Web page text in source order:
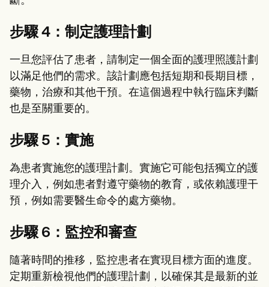
步驟 4：制定護理計劃
一旦您評估了患者，請制定一個全面的護理照護計劃
以滿足他們的需求。該計劃應包括短期和長期目標，
藥物，治療和其他干預。在這個過程中執行臨床判斷
也是至關重要的。
步驟 5：實施
為患者實施您的護理計劃。實施它可能包括獨立的護
理介入，例如患者對遵守藥物的教育，或依賴護理干
預，例如需要醫生命令的處方藥物。
步驟 6：監控和審查
隨著時間的推移，監控患者在實現目標方面的進度。
定期重新檢視他們的護理計劃，以確保其是最新的並